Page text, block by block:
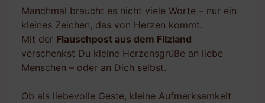
Manchmal braucht es nicht viele Worte – nur ein
kleines Zeichen, das von Herzen kommt.
Mit der Flauschpost aus dem Filzland
verschenkst Du kleine Herzensgrüße an liebe
Menschen – oder an Dich selbst.
Ob als liebevolle Geste, kleine Aufmerksamkeit